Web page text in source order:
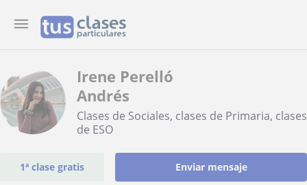
Irene Perelló
Andrés
Clases de Sociales, clases de Primaria, clases
de ESO
1ª clase gratis Enviar mensaje